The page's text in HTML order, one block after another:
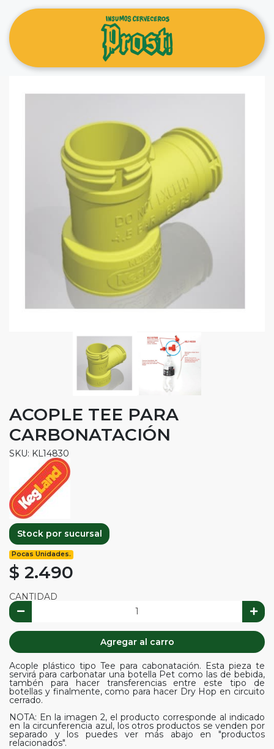
ACOPLE TEE PARA
CARBONATACIÓN
SKU: KL14830
Stock por sucursal
Pocas Unidades.
$ 2.490
CANTIDAD
Agregar al carro
Acople plástico tipo Tee para cabonatación. Esta pieza te
servirá para carbonatar una botella Pet como las de bebida,
tambén para hacer transferencias entre este tipo de
botellas y finalmente, como para hacer Dry Hop en circuito
cerrado.
NOTA: En la imagen 2, el producto corresponde al indicado
en la circunferencia azul, los otros productos se venden por
separado y los puedes ver más abajo en "productos
relacionados".